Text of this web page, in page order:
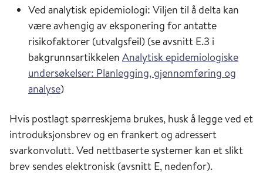
Ved analytisk epidemiologi: Viljen til å delta kan
være avhengig av eksponering for antatte
risikofaktorer (utvalgsfeil) (se avsnitt E.3 i
bakgrunnsartikkelen Analytisk epidemiologiske
undersøkelser: Planlegging, gjennomføring og
analyse)
Hvis postlagt spørreskjema brukes, husk å legge ved et
introduksjonsbrev og en frankert og adressert
svarkonvolutt. Ved nettbaserte systemer kan et slikt
brev sendes elektronisk (avsnitt E, nedenfor).